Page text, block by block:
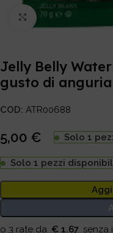
Click to enlarge
Jelly Belly
gusto di
COD: ATR00688
5,00 € Solo 1
Solo 1 pezzi
€ 1.67